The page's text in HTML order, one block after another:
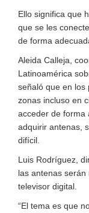
Ello significa que
que se les
de forma
Aleida Calleja,
Latinoamérica
señaló que en los
zonas incluso en
acceder de forma
adquirir antenas,
difícil.
Luis Rodríguez,
las antenas
televisor digital.
“El tema es que